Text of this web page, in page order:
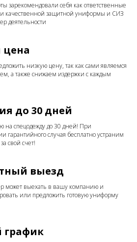
зарекомендовали себя как ответственные
качественной защитной униформы и СИЗ
деятельности
цена
низкую цену, так как сами являемся
а также снижаем издержки с каждым
до 30 дней
на спецодежду до 30 дней! При
гарантийного случая бесплатно устраним
свой счет!
выезд
может выехать в вашу компанию и
или предложить готовую униформу
график